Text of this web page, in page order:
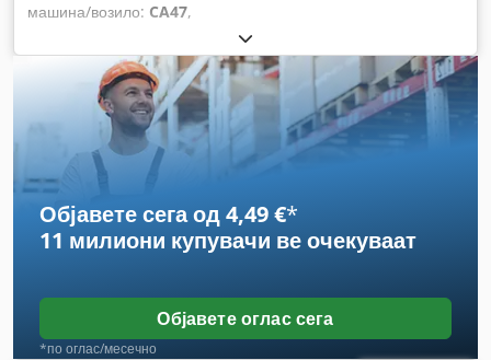
машина/возило: CA47,
Објавете сега од 4,49 €*
11 милиони купувачи ве очекуваат
Објавете оглас сега
*по оглас/месечно